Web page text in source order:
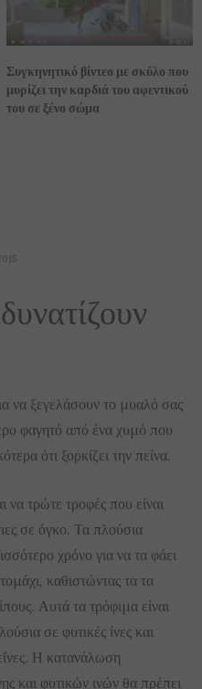
Συγκηνητικό βίντεο με σκύλο που
μυρίζει την καρδιά του αφεντικού
του σε ξένο σώμα
να ξεγελάσουν το μυαλό σας
φαγητό από ένα χυμό που
ότι ξορκίζει την πείνα.
να τρώτε τροφές που είναι
σε όγκο. Τα πλούσια
χρόνο για να τα φάει
καθιστώντας τα τα
Αυτά τα τρόφιμα είναι
σε φυτικές ίνες και
Η κατανάλωση
και φυτικών ινών θα πρέπει